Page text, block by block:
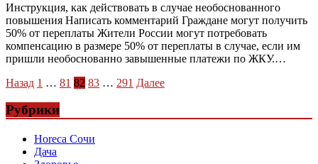
Инструкция, как действовать в случае необоснованного
повышения Написать комментарий Граждане могут получить
50% от переплаты Жители России могут потребовать
компенсацию в размере 50% от переплаты в случае, если им
пришли необоснованно завышенные платежи по ЖКУ.…
Пагинация
записей
Назад 1 … 81 82 83 … 291 Далее
Рубрики
Horeca Сочи
Дача